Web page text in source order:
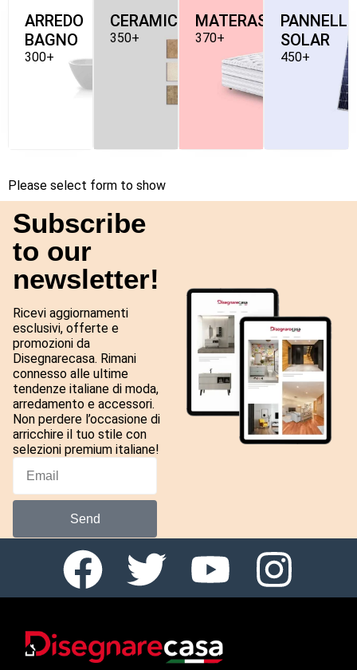
ARREDO
BAGNO
300+
CERAMICHE
350+
MATERASSI
370+
PANNELLI-
SOLAR
450+
Please select form to show
Subscribe
to our
newsletter!
Ricevi aggiornamenti
esclusivi, offerte e
promozioni da
Disegnarecasa. Rimani
connesso alle ultime
tendenze italiane di moda,
arredamento e accessori.
Non perdere l’occasione di
arricchire il tuo stile con
selezioni premium italiane!
Send